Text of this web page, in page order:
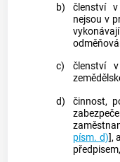
b)
členství
nejsou v
c)
členství
d)
činnost,
písm. d)],
předpisem,